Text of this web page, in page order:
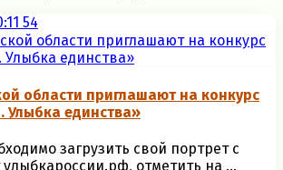
54
области приглашают на конкурс
Улыбка единства»
загрузить свой портрет с
отметить на ...